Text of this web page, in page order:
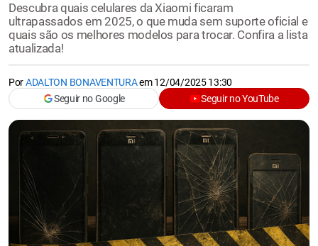
Descubra quais celulares da Xiaomi ficaram
ultrapassados em 2025, o que muda sem suporte oficial e
quais são os melhores modelos para trocar. Confira a lista
atualizada!
PorADALTON BONAVENTURAem12/04/2025 13:30
Seguir no Google
Seguir no YouTube